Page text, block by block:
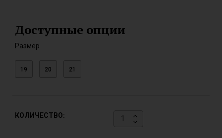
Доступные опции
Размер
19 20 21
КОЛИЧЕСТВО: